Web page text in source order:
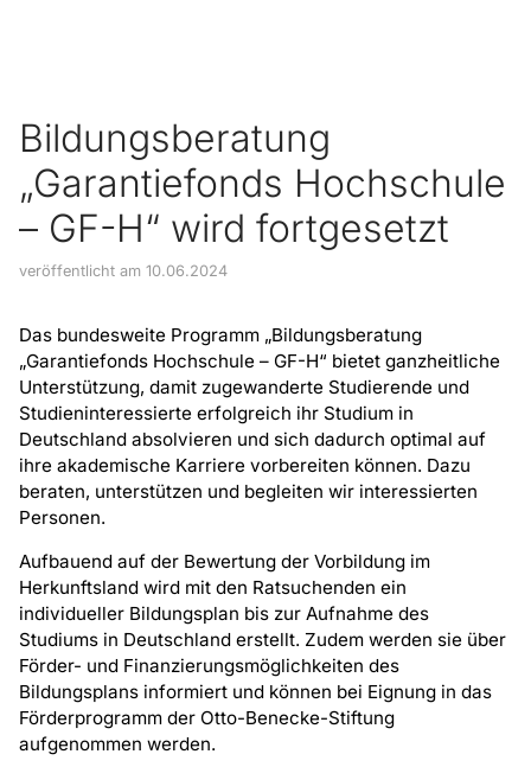
Bildungsberatung
„Garantiefonds Hochschule
– GF-H“ wird fortgesetzt
veröffentlicht am 10.06.2024
Das bundesweite Programm „Bildungsberatung
„Garantiefonds Hochschule – GF-H“ bietet ganzheitliche
Unterstützung, damit zugewanderte Studierende und
Studieninteressierte erfolgreich ihr Studium in
Deutschland absolvieren und sich dadurch optimal auf
ihre akademische Karriere vorbereiten können. Dazu
beraten, unterstützen und begleiten wir interessierten
Personen.
Aufbauend auf der Bewertung der Vorbildung im
Herkunftsland wird mit den Ratsuchenden ein
individueller Bildungsplan bis zur Aufnahme des
Studiums in Deutschland erstellt. Zudem werden sie über
Förder- und Finanzierungsmöglichkeiten des
Bildungsplans informiert und können bei Eignung in das
Förderprogramm der Otto-Benecke-Stiftung
aufgenommen werden.